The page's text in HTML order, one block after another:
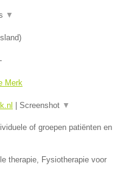
▼
)
-
Merk
Screenshot ▼
of groepen patiënten en
therapie, Fysiotherapie voor